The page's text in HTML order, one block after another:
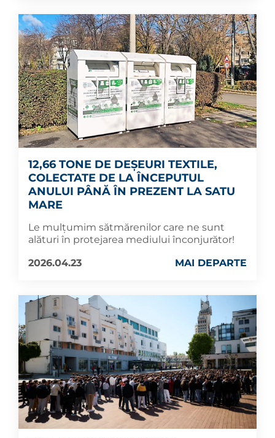
12,66 TONE DE DEȘEURI TEXTILE,
COLECTATE DE LA ÎNCEPUTUL
ANULUI PÂNĂ ÎN PREZENT LA SATU
MARE
Le mulțumim sătmărenilor care ne sunt
alături în protejarea mediului înconjurător!
2026.04.23
MAI DEPARTE